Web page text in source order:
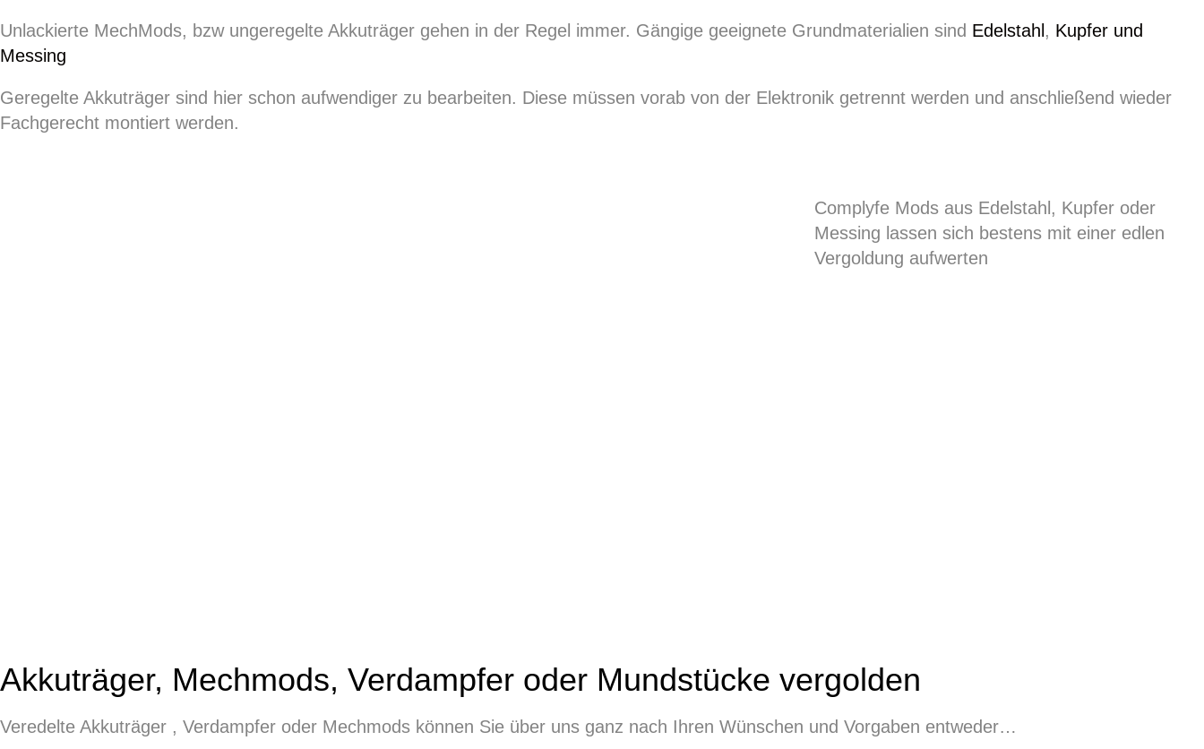
Unlackierte MechMods, bzw ungeregelte Akkuträger gehen in der Regel immer. Gängige geeignete Grundmaterialien sind Edelstahl , Kupfer und
Messing
Geregelte Akkuträger sind hier schon aufwendiger zu bearbeiten. Diese müssen vorab von der Elektronik getrennt werden und anschließend wieder
Fachgerecht montiert werden.
Complyfe Mods aus Edelstahl, Kupfer oder
Messing lassen sich bestens mit einer edlen
Vergoldung aufwerten
Akkuträger, Mechmods, Verdampfer oder Mundstücke vergolden
Veredelte Akkuträger , Verdampfer oder Mechmods können Sie über uns ganz nach Ihren Wünschen und Vorgaben entweder…